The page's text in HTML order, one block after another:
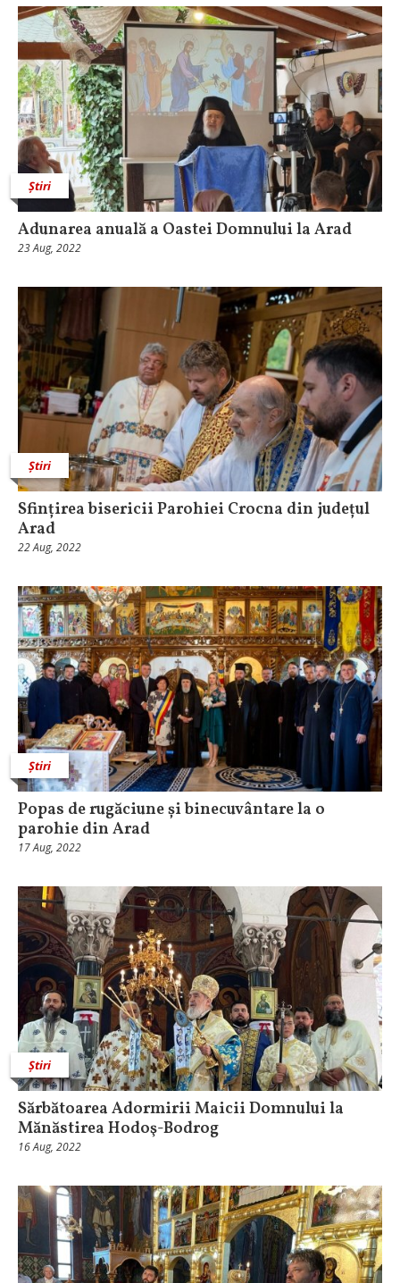
Știri
Adunarea anuală a Oastei Domnului la Arad
23 Aug, 2022
Știri
Sfințirea bisericii Parohiei Crocna din județul
Arad
22 Aug, 2022
Știri
Popas de rugăciune și binecuvântare la o
parohie din Arad
17 Aug, 2022
Știri
Sărbătoarea Adormirii Maicii Domnului la
Mănăstirea Hodoş-Bodrog
16 Aug, 2022